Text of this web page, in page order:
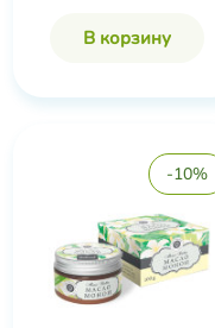
В корзину
-10%